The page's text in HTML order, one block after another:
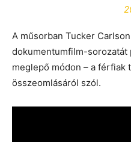
A műsorban Tucker
dokumentumfilm-sorozatát
meglepő módon – a
összeomlásáról szól.